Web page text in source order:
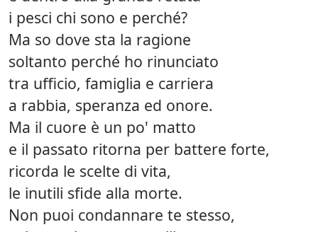
i pesci chi sono e perché?
Ma so dove sta la ragione
soltanto perché ho rinunciato
tra ufficio, famiglia e carriera
a rabbia, speranza ed onore.
Ma il cuore è un po' matto
e il passato ritorna per battere forte,
ricorda le scelte di vita,
le inutili sfide alla morte.
Non puoi condannare te stesso,